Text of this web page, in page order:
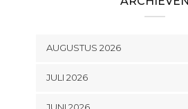
AUGUSTUS 2026
JULI 2026